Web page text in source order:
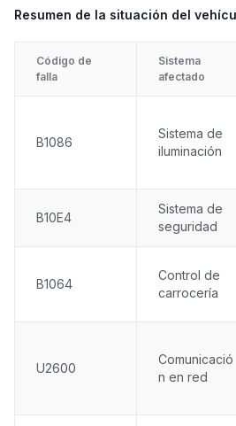
Resumen de la situación del
Código de
falla
Sistema
afectado
B1086
Sistema de
iluminación
B10E4
Sistema de
seguridad
B1064
Control de
carrocería
U2600
Comunicació
n en red